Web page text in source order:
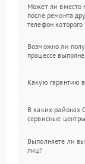
Может ли вместо
после ремонта
телефон
Возможно ли
процессе
Какую гарантию
В каких районах
сервисные
Выполняете ли
лиц?